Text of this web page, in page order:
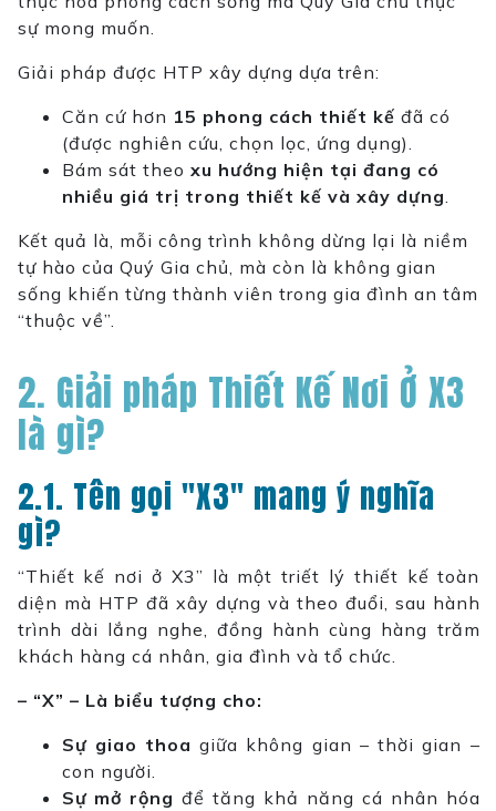
sự mong muốn.
Giải pháp được HTP xây dựng dựa trên:
Căn cứ hơn 15 phong cách thiết kế đã có
(được nghiên cứu, chọn lọc, ứng dụng).
Bám sát theo xu hướng hiện tại đang có
nhiều giá trị trong thiết kế và xây dựng
Kết quả là, mỗi công trình không dừng lại là niềm
tự hào của Quý Gia chủ , mà còn là không gian
sống khiến từng thành viên trong gia đình an tâm
“thuộc về”.
2. Giải pháp Thiết Kế Nơi Ở X3
là gì?
2.1. Tên gọi "X3" mang ý nghĩa
gì?
“Thiết kế nơi ở X3” là một triết lý thiết kế toàn
diện mà HTP đã xây dựng và theo đuổi, sau hành
trình dài lắng nghe, đồng hành cùng hàng trăm
khách hàng cá nhân, gia đình và tổ chức.
– “X” – Là biểu tượng cho:
Sự giao thoa giữa không gian – thời gian –
con người.
Sự mở rộng để tăng khả năng cá nhân hóa